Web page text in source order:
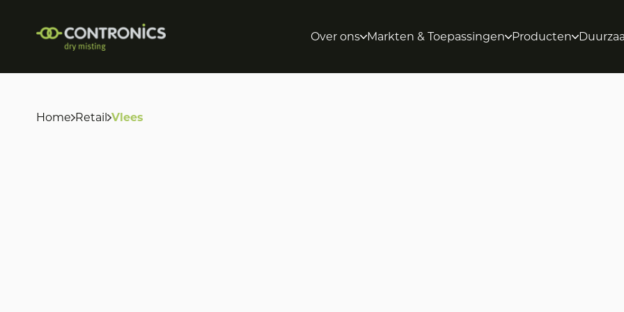
Over ons Markten & Toepassingen Producten
Home Retail Vlees